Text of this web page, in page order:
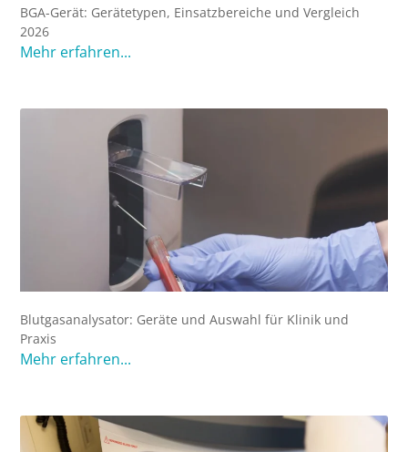
BGA-Gerät: Gerätetypen, Einsatzbereiche und Vergleich
2026
Mehr erfahren...
Blutgasanalysator: Geräte und Auswahl für Klinik und
Praxis
Mehr erfahren...